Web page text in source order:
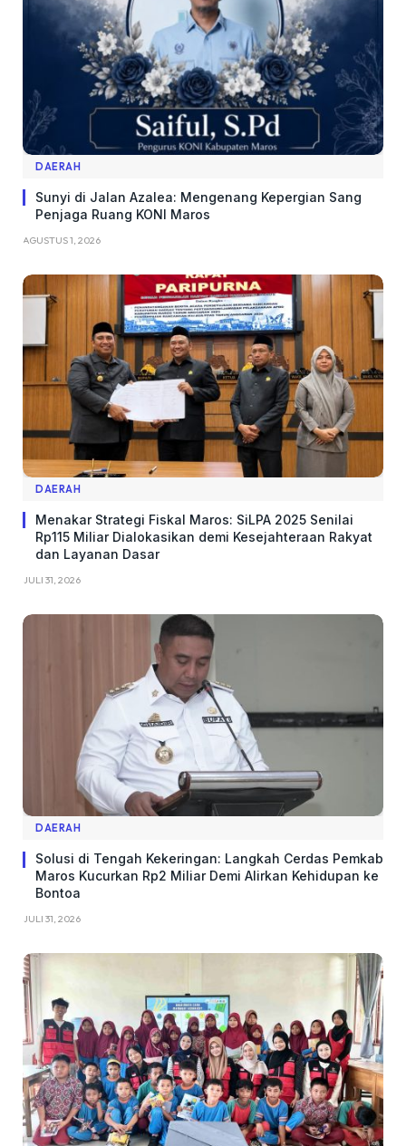
DAERAH
Sunyi di Jalan Azalea: Mengenang Kepergian Sang
Penjaga Ruang KONI Maros
AGUSTUS 1, 2026
DAERAH
Menakar Strategi Fiskal Maros: SiLPA 2025 Senilai
Rp115 Miliar Dialokasikan demi Kesejahteraan Rakyat
dan Layanan Dasar
JULI 31, 2026
DAERAH
Solusi di Tengah Kekeringan: Langkah Cerdas Pemkab
Maros Kucurkan Rp2 Miliar Demi Alirkan Kehidupan ke
Bontoa
JULI 31, 2026